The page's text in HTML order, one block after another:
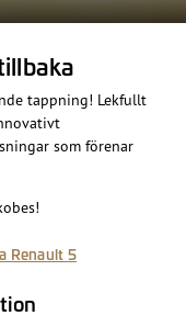
tappning! Lekfullt
som förenar
Renault 5